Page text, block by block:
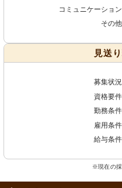
コミュニケーション
その他
見送
募集状況
資格要件
勤務条件
雇用条件
給与条件
※現在の採